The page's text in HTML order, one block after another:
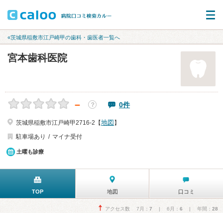
«茨城県稲敷市江戸崎甲の歯科・歯医者一覧へ
宮本歯科医院
－ ？ 0件
茨城県稲敷市江戸崎甲2716-2【地図 】
駐車場あり
マイナ受付
土曜も診療
TOP 地図 口コミ
アクセス数 7月： 7 | 6月： 6 | 年間： 28